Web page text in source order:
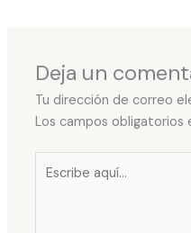
Deja un
Tu dirección de correo
Los campos obligatorios